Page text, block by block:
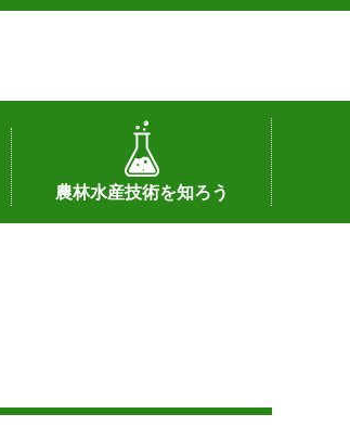
農林水産技術を知ろう
センターの話題
私の試験研究
試験研究課題
第6期中期業務計画
オンライン研究報告
刊行物
知的財産に関する相談窓口